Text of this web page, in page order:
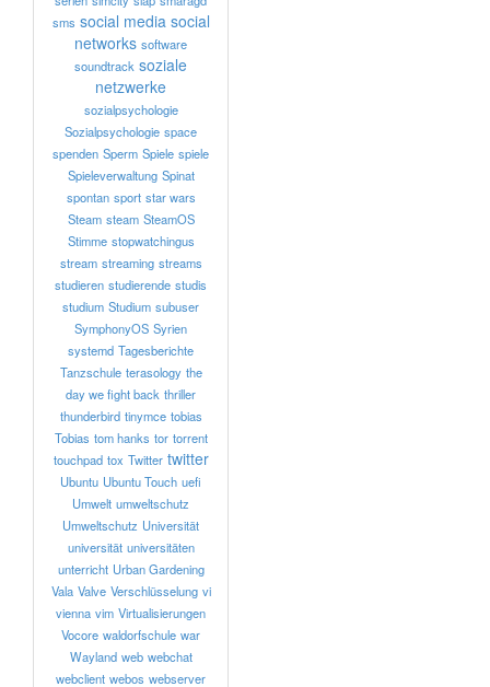
sms social media social
networks software
soundtrack soziale
netzwerke
sozialpsychologie
Sozialpsychologie space
spenden Sperm Spiele spiele
Spieleverwaltung Spinat
spontan sport star wars
Steam steam SteamOS
Stimme stopwatchingus
stream streaming streams
studieren studierende studis
studium Studium subuser
SymphonyOS Syrien
systemd Tagesberichte
Tanzschule terasology the
day we fight back thriller
thunderbird tinymce tobias
Tobias tom hanks tor torrent
touchpad tox Twitter twitter
Ubuntu Ubuntu Touch uefi
Umwelt umweltschutz
Umweltschutz Universität
universität universitäten
unterricht Urban Gardening
Vala Valve Verschlüsselung vi
vienna vim Virtualisierungen
Vocore waldorfschule war
Wayland web webchat
webclient webos webserver